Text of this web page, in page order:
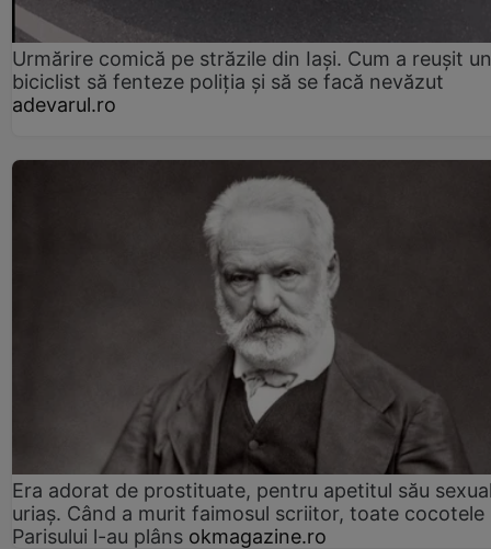
Urmărire comică pe străzile din Iași. Cum a reușit un
biciclist să fenteze poliția și să se facă nevăzut
adevarul.ro
Era adorat de prostituate, pentru apetitul său
uriaș. Când a murit faimosul scriitor, toate cocotele
Parisului l-au plâns okmagazine.ro